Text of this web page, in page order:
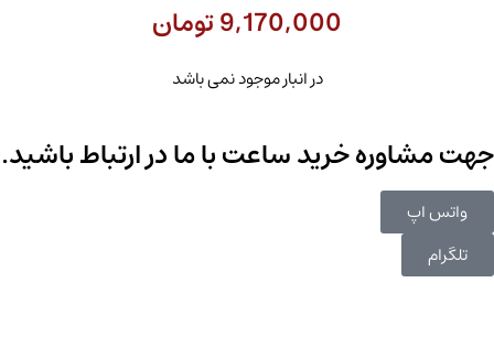
9,170,000تومان
در انبار موجود نمی باشد
جهت مشاوره خرید ساعت با ما در ارتباط باشید.
واتس اپ
تلگرام